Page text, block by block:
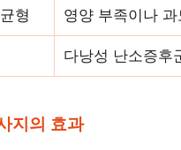
형 영양 부족이나
다낭성 난소증후
지의 효과